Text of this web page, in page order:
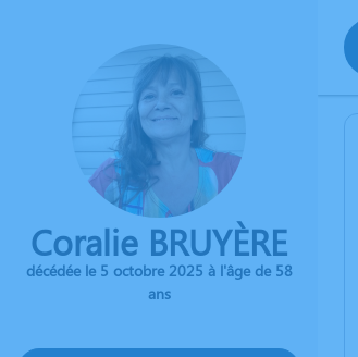
Coralie BRUYÈRE
décédée le 5 octobre 2025 à l'âge de 58
ans